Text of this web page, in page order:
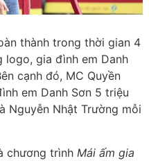
thành trong thời gian 4
gia đình em Danh
cạnh đó, MC Quyền
em Danh Sơn 5 triệu
Nguyễn Nhật Trường mỗi
chương trình Mái ấm gia